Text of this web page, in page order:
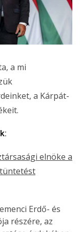
a mi
a Kárpát-
elnöke a
Erdő- és
részére, az